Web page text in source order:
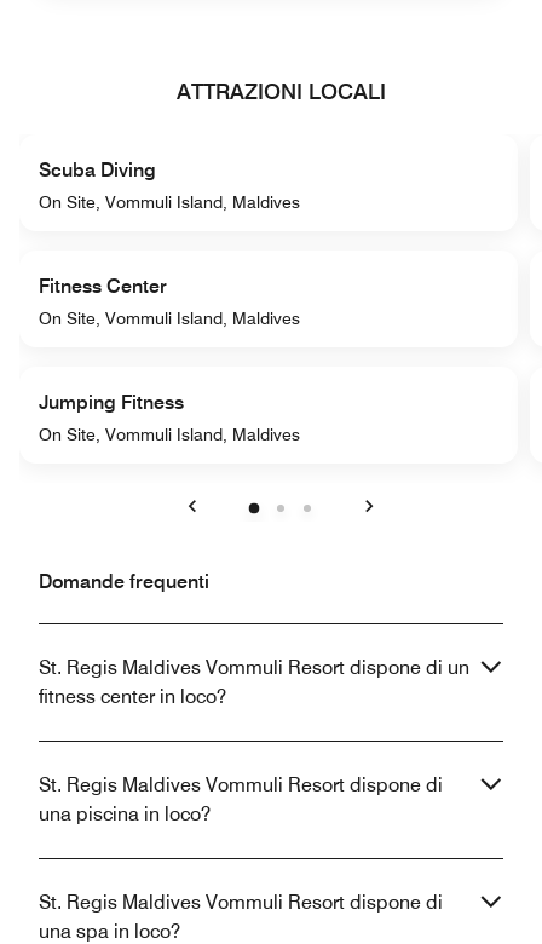
ATTRAZIONI LOCALI
Scuba Diving
On Site, Vommuli Island, Maldives
Fitness Center
On Site, Vommuli Island, Maldives
Jumping Fitness
On Site, Vommuli Island, Maldives
Domande frequenti
St. Regis Maldives Vommuli Resort dispone di un
fitness center in loco?
St. Regis Maldives Vommuli Resort dispone di
una piscina in loco?
St. Regis Maldives Vommuli Resort dispone di
una spa in loco?